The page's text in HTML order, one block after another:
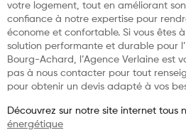
votre logement, tout en améliorant
confiance à notre expertise pour
économe et confortable. Si vous êtes
solution performante et durable pour
Bourg-Achard, l’Agence Verlaine est
pas à nous contacter pour tout
pour obtenir un devis adapté à vos
Découvrez sur notre site internet tous
énergétique